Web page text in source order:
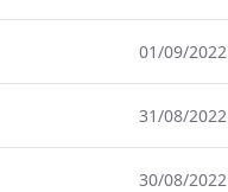
01/09/2022
31/08/2022
30/08/2022